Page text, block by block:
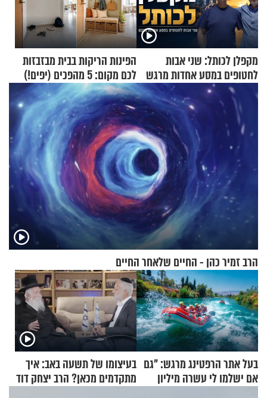
מקפלן לכותל: שני אבות
לחטופים במסע אחדות מרגש
הפינות הריקות בבית מבזבזות
לכם מקום: 5 מהפכים (יפים!)
שאפשר לעשות כבר היום
הרב זמיר כהן - החיים שלאחר החיים
בעל אתר הרפטינג מרגש: "גם
אם ישלמו לי עשרה מיליון
בעיצומו של תשעה באב: איך
מתקדמים מכאן? הרב יצחק דוד